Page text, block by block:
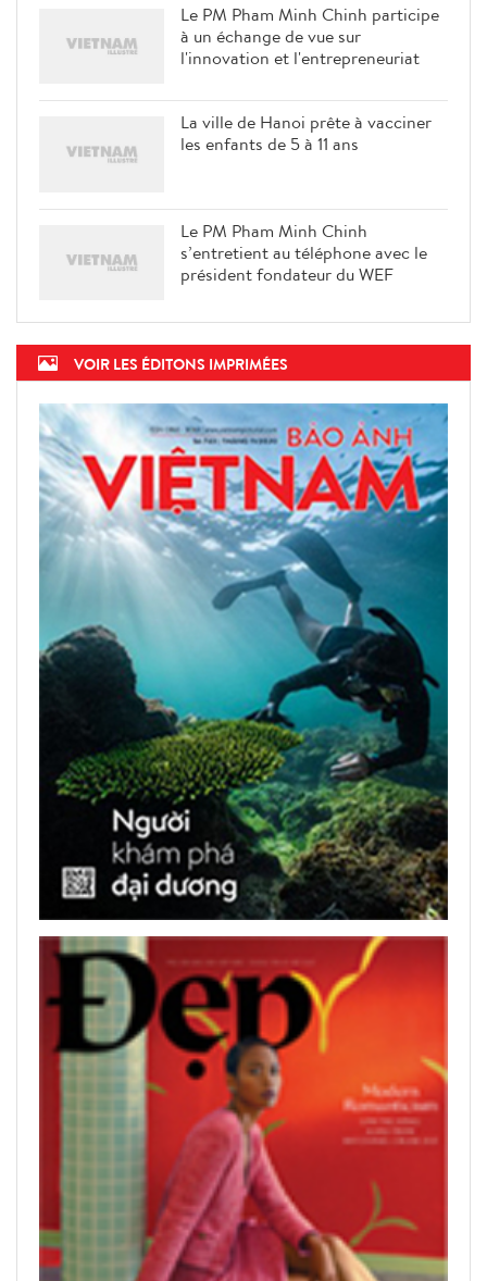
Le PM Pham Minh Chinh participe
à un échange de vue sur
l'innovation et l'entrepreneuriat
La ville de Hanoi prête à vacciner
les enfants de 5 à 11 ans
Le PM Pham Minh Chinh
s’entretient au téléphone avec le
président fondateur du WEF
VOIR LES ÉDITONS IMPRIMÉES